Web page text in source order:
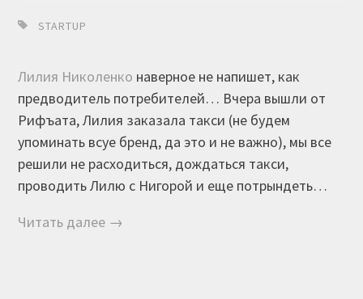
STARTUP
Лилия Николенко наверное не напишет, как
предводитель потребителей… Вчера вышли от
Рифъата, Лилия заказала такси (не будем
упоминать всуе бренд, да это и не важно), мы все
решили не расходиться, дождаться такси,
проводить Лилю с Нигорой и еще потрындеть…
Читать далее →